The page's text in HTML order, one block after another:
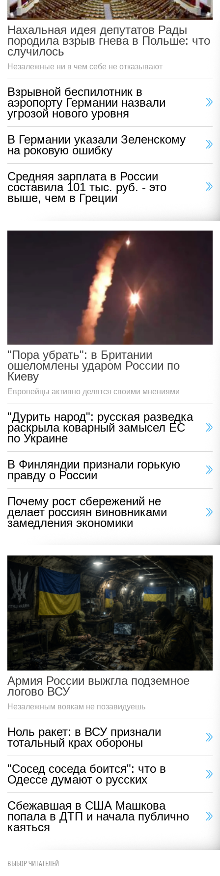
Нахальная идея депутатов Рады
породила взрыв гнева в Польше: что
случилось
Незалежные ни в чем себе не отказывают
Взрывной беспилотник в
аэропорту Германии назвали
угрозой нового уровня
В Германии указали Зеленскому
на роковую ошибку
Средняя зарплата в России
составила 101 тыс. руб. - это
выше, чем в Греции
"Пора убрать": в Британии
ошеломлены ударом России по
Киеву
Европейцы активно делятся своими мнениями
"Дурить народ": русская разведка
раскрыла коварный замысел ЕС
по Украине
В Финляндии признали горькую
правду о России
Почему рост сбережений не
делает россиян виновниками
замедления экономики
Армия России выжгла подземное
логово ВСУ
Незалежным воякам не позавидуешь
Ноль ракет: в ВСУ признали
тотальный крах обороны
"Сосед соседа боится": что в
Одессе думают о русских
Сбежавшая в США Машкова
попала в ДТП и начала публично
каяться
ВЫБОР ЧИТАТЕЛЕЙ